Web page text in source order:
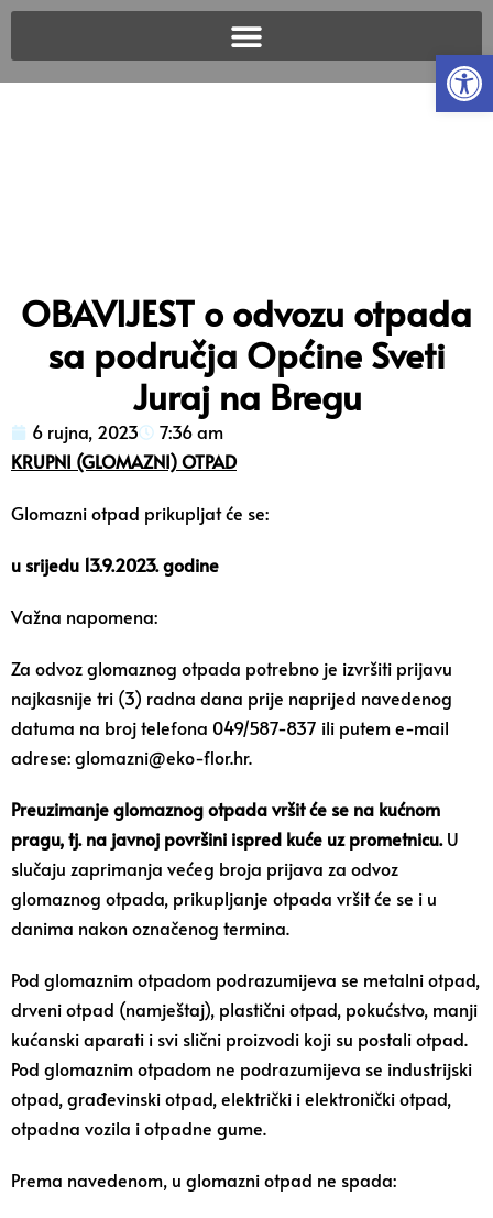
OBAVIJEST o odvozu otpada
sa područja Općine Sveti
Juraj na Bregu
6 rujna, 2023
7:36 am
KRUPNI (GLOMAZNI) OTPAD
Glomazni otpad prikupljat će se:
u srijedu 13.9.2023. godine
Važna napomena:
Za odvoz glomaznog otpada potrebno je izvršiti prijavu
najkasnije tri (3) radna dana prije naprijed navedenog
datuma na broj telefona 049/587-837 ili putem e-mail
adrese:glomazni@eko-flor.hr.
Preuzimanje glomaznog otpada vršit će se na kućnom
pragu, tj. na javnoj površini ispred kuće uz prometnicu.U
slučaju zaprimanja većeg broja prijava za odvoz
glomaznog otpada, prikupljanje otpada vršit će se i u
danima nakon označenog termina.
Pod glomaznim otpadom podrazumijeva se metalni otpad,
drveni otpad (namještaj), plastični otpad, pokućstvo, manji
kućanski aparati i svi slični proizvodi koji su postali otpad.
Pod glomaznim otpadom ne podrazumijeva se industrijski
otpad, građevinski otpad, električki i elektronički otpad,
otpadna vozila i otpadne gume.
Prema navedenom, u glomazni otpad ne spada: